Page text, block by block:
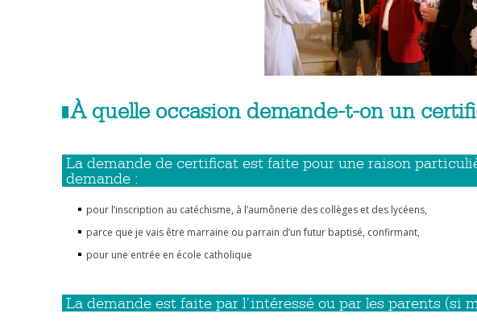
À quelle occasion demande-t-on un
La demande de certificat est faite pour une raison
demande :
pour l’inscription au catéchisme, à l’aumônerie des collèges et des lycéens,
parce que je vais être marraine ou parrain d’un futur baptisé, confirmant,
pour une entrée en école catholique
La demande est faite par l’intéressé ou par les parents (si